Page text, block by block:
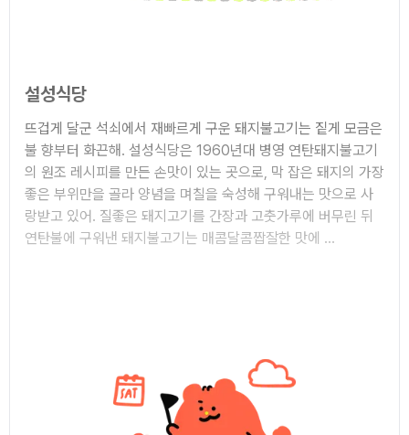
설성식당
뜨겁게 달군 석쇠에서 재빠르게 구운 돼지불고기는 짙게 모금은
불 향부터 화끈해. 설성식당은 1960년대 병영 연탄돼지불고기
의 원조 레시피를 만든 손맛이 있는 곳으로, 막 잡은 돼지의 가장
좋은 부위만을 골라 양념을 며칠을 숙성해 구워내는 맛으로 사
랑받고 있어. 질좋은 돼지고기를 간장과 고춧가루에 버무린 뒤
연탄불에 구워낸 돼지불고기는 매콤달콤짭잘한 맛에 ...